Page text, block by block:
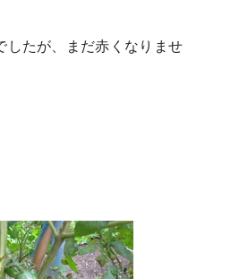
したが、まだ赤くなりませ